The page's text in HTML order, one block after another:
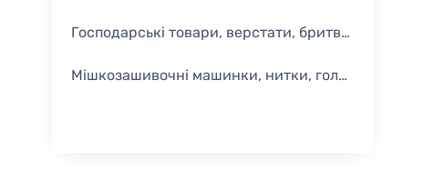
Господарські товари, верстати, бритви одноразові
Мішкозашивочні машинки, нитки, голки